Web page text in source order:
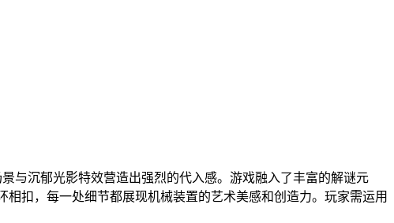
与沉郁光影特效营造出强烈的代入感。游戏融入了丰富的解谜元
扣，每一处细节都展现机械装置的艺术美感和创造力。玩家需运用